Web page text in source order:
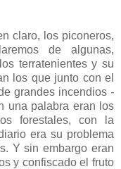
claro, los piconeros,
de algunas,
terratenientes y su
los que junto con el
grandes incendios -
una palabra eran los
forestales, con la
era su problema
Y sin embargo eran
y confiscado el fruto